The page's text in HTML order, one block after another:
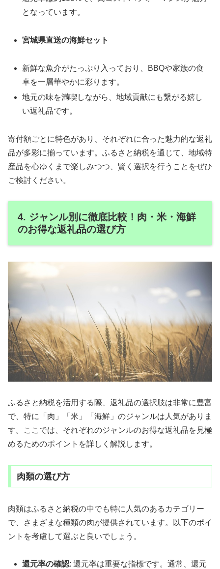
となっています。
宮城県直送の海鮮セット
新鮮な魚介がたっぷり入っており、BBQや家族の食
卓を一層華やかに彩ります。
地元の味を満喫しながら、地域貢献にも繋がる嬉し
い返礼品です。
寄付額ごとに特色があり、それぞれに合った魅力的な返礼
品が多彩に揃っています。ふるさと納税を通じて、地域特
産品を心ゆくまで楽しみつつ、賢く選択を行うことをぜひ
ご検討ください。
4. ジャンル別に徹底比較！肉・米・海鮮
のお得な返礼品の選び方
ふるさと納税を活用する際、返礼品の選択肢は非常に豊富
で、特に「肉」「米」「海鮮」のジャンルは人気がありま
す。ここでは、それぞれのジャンルのお得な返礼品を見極
めるためのポイントを詳しく解説します。
肉類の選び方
肉類はふるさと納税の中でも特に人気のあるカテゴリー
で、さまざまな種類の肉が提供されています。以下のポイ
ントを考慮して選ぶと良いでしょう。
還元率の確認: 還元率は重要な指標です。通常、還元